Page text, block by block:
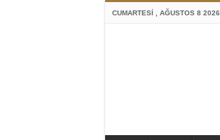
CUMARTESI , AĞUSTOS 8 2026